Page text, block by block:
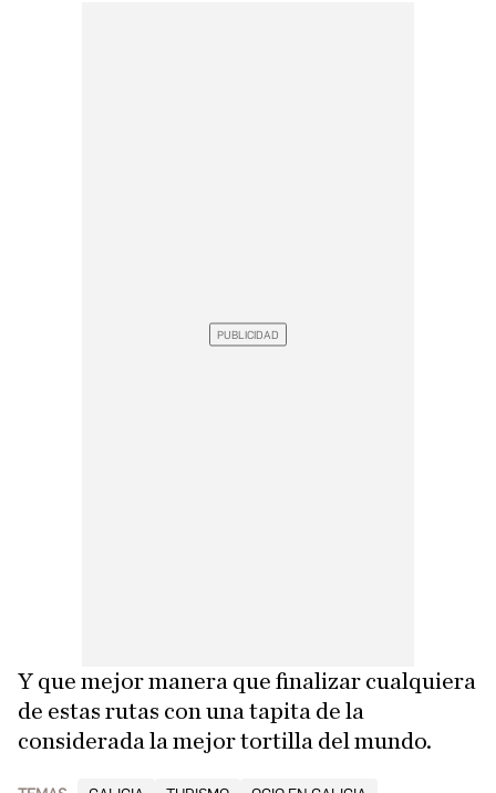
Y que mejor manera que finalizar cualquiera
de estas rutas con una tapita de la
considerada la mejor tortilla del mundo.